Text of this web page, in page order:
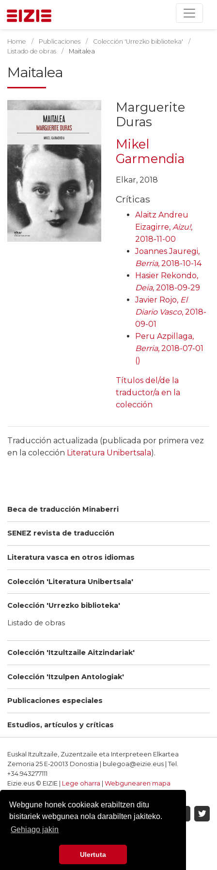
Webgune honek cookieak erabiltzen ditu
bisitariek webgunea nola darabilten jakiteko.
Gehiago jakin
Ulertuta
Beca de traducción Minaberri
SENEZ revista de traducción
Literatura vasca en otros idiomas
Colección 'Literatura Unibertsala'
Colección 'Urrezko biblioteka'
Listado de obras
Colección 'Itzultzaile Aitzindariak'
Colección 'Itzulpen Antologiak'
Publicaciones especiales
Estudios, artículos y críticas
Home Publicaciones
Colección 'Urrezko biblioteka'
Listado de obras
Maitalea
Maitalea
Marguerite
Duras
Mikel
Garmendia
Elkar, 2018
Críticas
Alaitz Andreu
Eizagirre, Aizu!,
2018-11-00
Joannes Jauregi,
Berria, 2018-10-14
Hasier Rekondo,
Deia, 2018-09-29
Javier Rojo, El
Diario Vasco, 2018-
09-01
Peru Azpillaga,
Berria, 2018-07-01
()
Títulos del/de la
traductor/a en la
colección
Traducción actualizada (publicada por primera vez
en la colección Literatura Unibertsala).
Euskal Itzultzaile, Zuzentzaile eta Interpreteen Elkartea
Zemoria 25 E-20013 Donostia | bulegoa@eizie.eus | Tel.
+34.943277111
Eizie.eus © EIZIE | Lege oharra
Webgunearen mapa